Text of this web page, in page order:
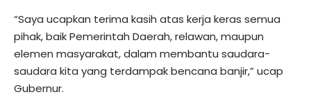
“Saya ucapkan terima kasih atas kerja keras semua
pihak, baik Pemerintah Daerah, relawan, maupun
elemen masyarakat, dalam membantu saudara-
saudara kita yang terdampak bencana banjir,” ucap
Gubernur.